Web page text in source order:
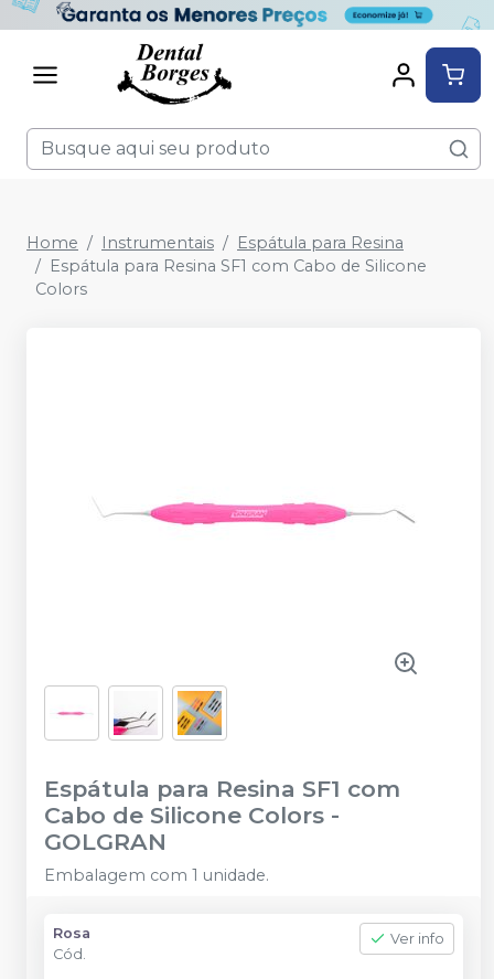
Home Instrumentais
Espátula para Resina
Espátula para Resina SF1 com Cabo de Silicone
Colors
Espátula para Resina SF1 com
Cabo de Silicone Colors -
GOLGRAN
Embalagem com 1 unidade.
Rosa
Cód.
Ver info